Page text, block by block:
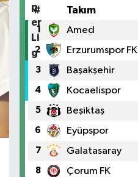
# Takım
1 Amed
2 Erzurumspor FK
3 Başakşehir
4 Kocaelispor
5 Beşiktaş
6 Eyüpspor
7 Galatasaray
8 Çorum FK